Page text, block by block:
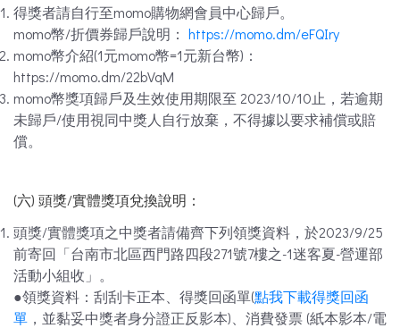
得獎者請自行至momo購物網會員中心歸戶。
momo幣/折價券歸戶說明： https://momo.dm/eFQIry
momo幣介紹(1元momo幣=1元新台幣)：
https://momo.dm/22bVqM
momo幣獎項歸戶及生效使用期限至 2023/10/10止，若逾期
未歸戶/使用視同中獎人自行放棄，不得據以要求補償或賠
償。
(六) 頭獎/實體獎項兌換說明：
頭獎/實體獎項之中獎者請備齊下列領獎資料，於2023/9/25
前寄回「台南市北區西門路四段271號7樓之-1迷客夏-營運部
活動小組收」。
●領獎資料：刮刮卡正本、得獎回函單(點我下載得獎回函
單 ，並黏妥中獎者身分證正反影本)、消費發票 (紙本影本/電